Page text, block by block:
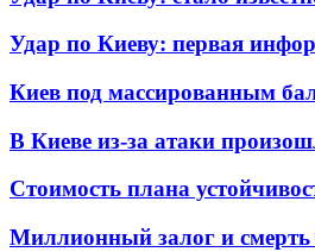
Удар по Киеву: первая
Киев под массированным
В Киеве из-за атаки
Стоимость плана
Миллионный залог и смерть